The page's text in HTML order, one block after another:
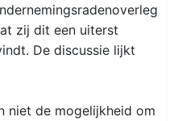
zij dit een uiterst
De discussie lijkt
niet de mogelijkheid om